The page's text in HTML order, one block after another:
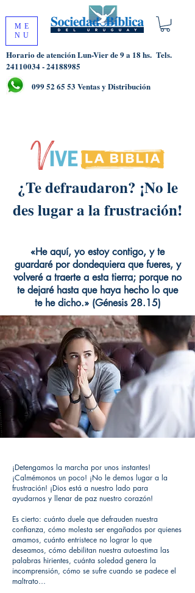
ME
NU
Horario de atención Lun-Vier de 9 a 18 hs. Tels.
24110034 - 24188985
099 52 65 53 Ventas y Distribución
¿Te defraudaron? ¡No le
des lugar a la frustración!
«He aquí, yo estoy contigo, y te
guardaré por dondequiera que fueres, y
volveré a traerte a esta tierra; porque no
te dejaré hasta que haya hecho lo que
te he dicho.» (Génesis 28.15)
¡Detengamos la marcha por unos instantes!
¡Calmémonos un poco! ¡No le demos lugar a la
frustración! ¡Dios está a nuestro lado para
ayudarnos y llenar de paz nuestro corazón!
Es cierto: cuánto duele que defrauden nuestra
confianza, cómo molesta ser engañados por quienes
amamos, cuánto entristece no lograr lo que
deseamos, cómo debilitan nuestra autoestima las
palabras hirientes, cuánta soledad genera la
incomprensión, cómo se sufre cuando se padece el
maltrato…